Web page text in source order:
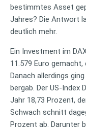
bestimmtes Asset
Jahres? Die Antwort
deutlich mehr.
Ein Investment im
11.579 Euro
Danach allerdings
bergab. Der US-
Jahr 18,73 Prozent,
Schwach schnitt
Prozent ab. Darunter